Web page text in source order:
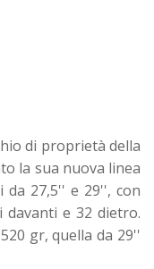
di proprietà della
la sua nuova linea
da 27,5'' e 29'', con
davanti e 32 dietro.
gr, quella da 29''